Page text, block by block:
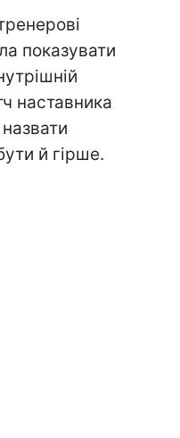
показувати
наставника
й гірше.